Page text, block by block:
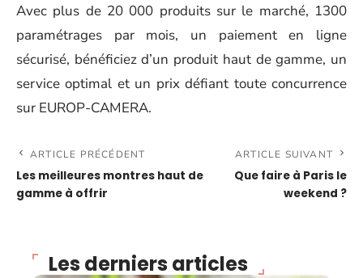
Avec plus de 20 000 produits sur le marché, 1300
paramétrages par mois, un paiement en ligne
sécurisé, bénéficiez d’un produit haut de gamme, un
service optimal et un prix défiant toute concurrence
sur EUROP-CAMERA.
ARTICLE PRÉCÉDENT
Les meilleures montres haut de
gamme à offrir
ARTICLE SUIVANT
Que faire à Paris le
weekend ?
Les derniers articles